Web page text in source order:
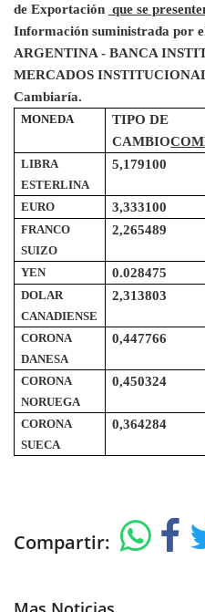
de Exportación que se
Información suministrada por
ARGENTINA - BANCA
MERCADOS
Cambiaría.
MONEDA
TIPO DE
CAMBIO
LIBRA
ESTERLINA
5,179100
EURO 3,333100
FRANCO
SUIZO
2,265489
YEN 0.028475
DOLAR
CANADIENSE
2,313803
CORONA
DANESA
0,447766
CORONA
NORUEGA
0,450324
CORONA
SUECA
0,364284
Compartir: